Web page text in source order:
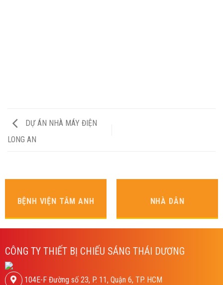
DỰ ÁN NHÀ MÁY ĐIỆN
LONG AN
BỆNH VIỆN TÂM ANH NHÀ DÂN
CÔNG TY THIẾT BỊ CHIẾU SÁNG THÁI DƯƠNG
104E-F Đường số 23, P. 11, Quận 6, TP. HCM